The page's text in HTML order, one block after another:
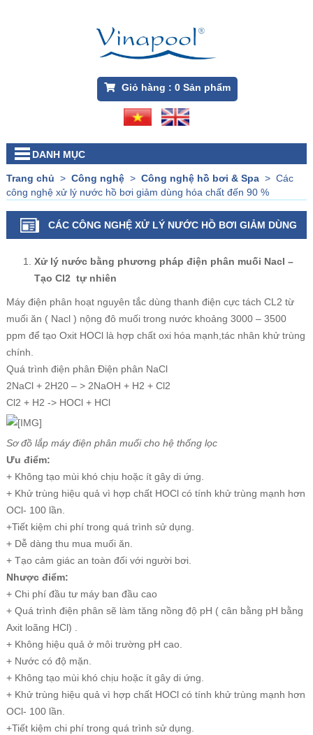
Giỏ hàng : 0Sản phẩm
DANH MỤC
Trang chủ > Công nghệ> Công nghệ hồ bơi & Spa> Các
công nghệ xử lý nước hồ bơi giảm dùng hóa chất đến 90 %
CÁC CÔNG NGHỆ XỬ LÝ NƯỚC HỒ BƠI GIẢM DÙNG
Xử lý nước bằng phương pháp điện phân muối Nacl –
Tạo Cl2 tự nhiên
Máy điện phân hoạt nguyên tắc dùng thanh điện cực tách CL2 từ
muối ăn ( Nacl ) nộng đô muối trong nước khoảng 3000 – 3500
ppm để tạo Oxit HOCl là hợp chất oxi hóa mạnh,tác nhân khử trùng
chính.
Quá trình điện phân Điện phân NaCl
2NaCl + 2H20 – > 2NaOH + H2 + Cl2
Cl2 + H2 -> HOCl + HCl
Sơ đồ lắp máy điện phân muối cho hệ thống lọc
Ưu điểm:
+ Không tạo mùi khó chịu hoặc ít gây di ứng.
+ Khử trùng hiệu quả vì hợp chất HOCl có tính khử trùng mạnh hơn
OCl- 100 lần.
+Tiết kiệm chi phí trong quá trình sử dụng.
+ Dễ dàng thu mua muối ăn.
+ Tạo cảm giác an toàn đối với người bơi.
Nhược điểm:
+ Chi phí đầu tư máy ban đầu cao
+ Quá trình điện phân sẽ làm tăng nồng độ pH ( cân bằng pH bằng
Axit loãng HCl) .
+ Không hiệu quả ở môi trường pH cao.
+ Nước có độ mặn.
+ Không tạo mùi khó chịu hoặc ít gây di ứng.
+ Khử trùng hiệu quả vì hợp chất HOCl có tính khử trùng mạnh hơn
OCl- 100 lần.
+Tiết kiệm chi phí trong quá trình sử dụng.